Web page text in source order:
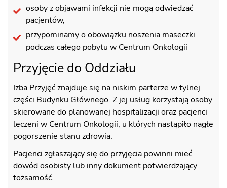
osoby z objawami infekcji nie mogą odwiedzać
pacjentów,
przypominamy o obowiązku noszenia maseczki
podczas całego pobytu w Centrum Onkologii
Przyjęcie do Oddziału
Izba Przyjęć znajduje się na niskim parterze w tylnej
części Budynku Głównego. Z jej usług korzystają osoby
skierowane do planowanej hospitalizacji oraz pacjenci
leczeni w Centrum Onkologii, u których nastąpiło nagłe
pogorszenie stanu zdrowia.
Pacjenci zgłaszający się do przyjęcia powinni mieć
dowód osobisty lub inny dokument potwierdzający
tożsamość.